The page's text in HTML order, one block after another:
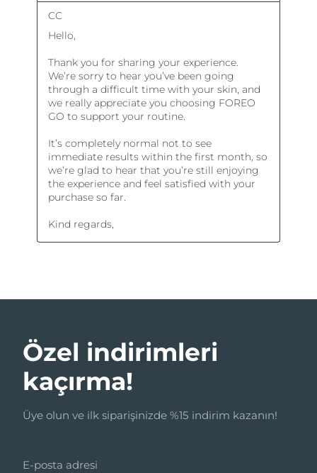
Özel indirimleri
kaçırma!
Üye olun ve ilk siparişinizde %15 indirim kazanın!
E-posta adresi